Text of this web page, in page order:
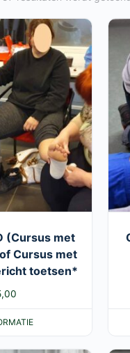
(Cursus met
Cursus met
toetsen*